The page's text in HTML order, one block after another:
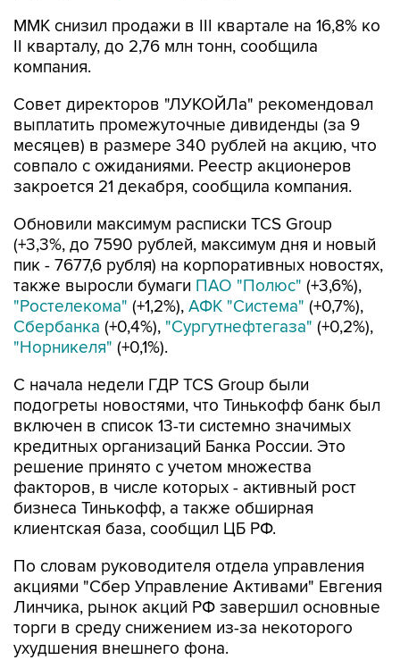
ММК снизил продажи в III квартале на 16,8% ко
II кварталу, до 2,76 млн тонн, сообщила
компания.
Совет директоров "ЛУКОЙЛа" рекомендовал
выплатить промежуточные дивиденды (за 9
месяцев) в размере 340 рублей на акцию, что
совпало с ожиданиями. Реестр акционеров
закроется 21 декабря, сообщила компания.
Обновили максимум расписки TCS Group
(+3,3%, до 7590 рублей, максимум дня и новый
пик - 7677,6 рубля) на корпоративных новостях,
также выросли бумаги ПАО "Полюс" (+3,6%),
"Ростелекома" (+1,2%), АФК "Система" (+0,7%),
Сбербанка (+0,4%), "Сургутнефтегаза" (+0,2%),
"Норникеля" (+0,1%).
С начала недели ГДР TCS Group были
подогреты новостями, что Тинькофф банк был
включен в список 13-ти системно значимых
кредитных организаций Банка России. Это
решение принято с учетом множества
факторов, в числе которых - активный рост
бизнеса Тинькофф, а также обширная
клиентская база, сообщил ЦБ РФ.
По словам руководителя отдела управления
акциями "Сбер Управление Активами" Евгения
Линчика, рынок акций РФ завершил основные
торги в среду снижением из-за некоторого
ухудшения внешнего фона.